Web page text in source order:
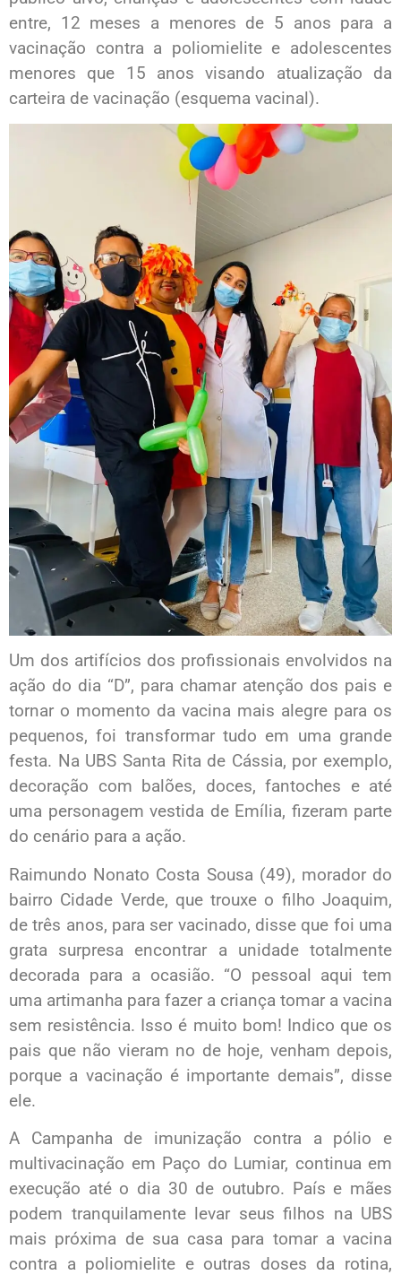
entre, 12 meses a menores de 5 anos para a
vacinação contra a poliomielite e adolescentes
menores que 15 anos visando atualização da
carteira de vacinação (esquema vacinal).
Um dos artifícios dos profissionais envolvidos na
ação do dia “D”, para chamar atenção dos pais e
tornar o momento da vacina mais alegre para os
pequenos, foi transformar tudo em uma grande
festa. Na UBS Santa Rita de Cássia, por exemplo,
decoração com balões, doces, fantoches e até
uma personagem vestida de Emília, fizeram parte
do cenário para a ação.
Raimundo Nonato Costa Sousa (49), morador do
bairro Cidade Verde, que trouxe o filho Joaquim,
de três anos, para ser vacinado, disse que foi uma
grata surpresa encontrar a unidade totalmente
decorada para a ocasião. “O pessoal aqui tem
uma artimanha para fazer a criança tomar a vacina
sem resistência. Isso é muito bom! Indico que os
pais que não vieram no de hoje, venham depois,
porque a vacinação é importante demais”, disse
ele.
A Campanha de imunização contra a pólio e
multivacinação em Paço do Lumiar, continua em
execução até o dia 30 de outubro. País e mães
podem tranquilamente levar seus filhos na UBS
mais próxima de sua casa para tomar a vacina
contra a poliomielite e outras doses da rotina,